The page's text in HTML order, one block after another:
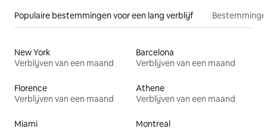
Populaire bestemmingen voor een lang verblijf
New York
Verblijven van een maand
Barcelona
Verblijven van een maand
Florence
Verblijven van een maand
Athene
Verblijven van een maand
Miami
Montreal